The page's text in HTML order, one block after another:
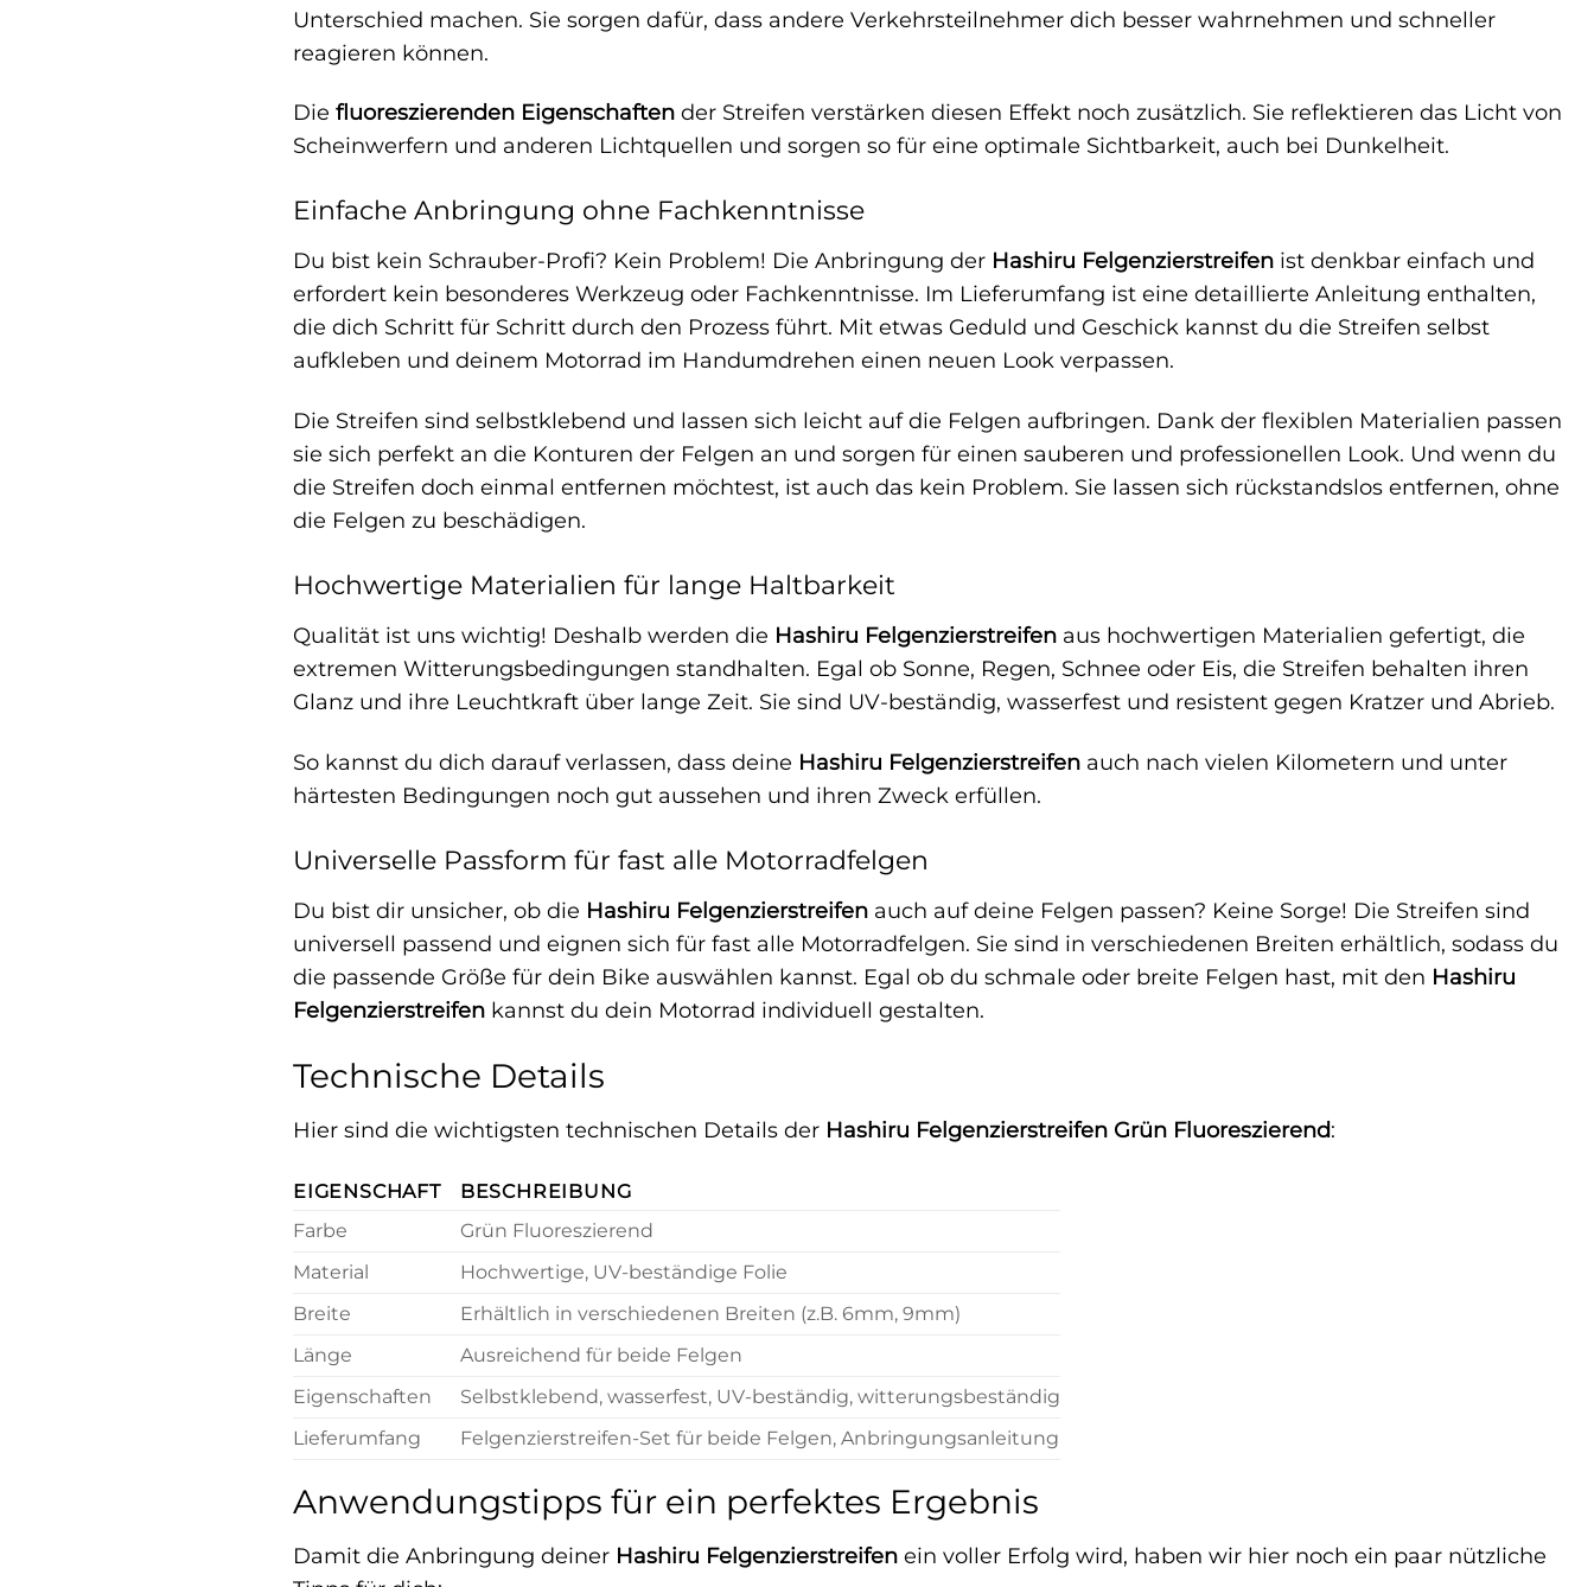
Unterschied machen. Sie sorgen dafür, dass andere Verkehrsteilnehmer dich besser wahrnehmen und schneller
reagieren können.
Die fluoreszierenden Eigenschaften der Streifen verstärken diesen Effekt noch zusätzlich. Sie reflektieren das Licht von
Scheinwerfern und anderen Lichtquellen und sorgen so für eine optimale Sichtbarkeit, auch bei Dunkelheit.
Einfache Anbringung ohne Fachkenntnisse
Du bist kein Schrauber-Profi? Kein Problem! Die Anbringung der Hashiru Felgenzierstreifen ist denkbar einfach und
erfordert kein besonderes Werkzeug oder Fachkenntnisse. Im Lieferumfang ist eine detaillierte Anleitung enthalten,
die dich Schritt für Schritt durch den Prozess führt. Mit etwas Geduld und Geschick kannst du die Streifen selbst
aufkleben und deinem Motorrad im Handumdrehen einen neuen Look verpassen.
Die Streifen sind selbstklebend und lassen sich leicht auf die Felgen aufbringen. Dank der flexiblen Materialien passen
sie sich perfekt an die Konturen der Felgen an und sorgen für einen sauberen und professionellen Look. Und wenn du
die Streifen doch einmal entfernen möchtest, ist auch das kein Problem. Sie lassen sich rückstandslos entfernen, ohne
die Felgen zu beschädigen.
Hochwertige Materialien für lange Haltbarkeit
Qualität ist uns wichtig! Deshalb werden die Hashiru Felgenzierstreifen aus hochwertigen Materialien gefertigt, die
extremen Witterungsbedingungen standhalten. Egal ob Sonne, Regen, Schnee oder Eis, die Streifen behalten ihren
Glanz und ihre Leuchtkraft über lange Zeit. Sie sind UV-beständig, wasserfest und resistent gegen Kratzer und Abrieb.
So kannst du dich darauf verlassen, dass deine Hashiru Felgenzierstreifen auch nach vielen Kilometern und unter
härtesten Bedingungen noch gut aussehen und ihren Zweck erfüllen.
Universelle Passform für fast alle Motorradfelgen
Du bist dir unsicher, ob die Hashiru Felgenzierstreifen auch auf deine Felgen passen? Keine Sorge! Die Streifen sind
universell passend und eignen sich für fast alle Motorradfelgen. Sie sind in verschiedenen Breiten erhältlich, sodass du
die passende Größe für dein Bike auswählen kannst. Egal ob du schmale oder breite Felgen hast, mit den Hashiru
Felgenzierstreifen kannst du dein Motorrad individuell gestalten.
Technische Details
Hier sind die wichtigsten technischen Details der Hashiru Felgenzierstreifen Grün Fluoreszierend:
EIGENSCHAFT
BESCHREIBUNG
Farbe
Grün Fluoreszierend
Material
Hochwertige, UV-beständige Folie
Breite
Erhältlich in verschiedenen Breiten (z.B. 6mm, 9mm)
Länge
Ausreichend für beide Felgen
Eigenschaften
Selbstklebend, wasserfest, UV-beständig, witterungsbeständig
Lieferumfang
Felgenzierstreifen-Set für beide Felgen, Anbringungsanleitung
Anwendungstipps für ein perfektes Ergebnis
Damit die Anbringung deiner Hashiru Felgenzierstreifen ein voller Erfolg wird, haben wir hier noch ein paar nützliche